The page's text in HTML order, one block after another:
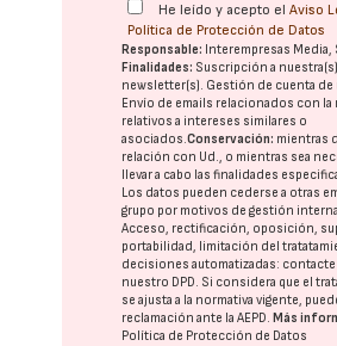
He leído y acepto elAviso
Política de Protección de Datos
Responsable: Interempresas Media,
Finalidades: Suscripción a nuestra(s)
newsletter(s). Gestión de cuenta de
Envío de emails relacionados con la
relativos a intereses similares o
asociados.Conservación: mientras
relación con Ud., o mientras sea
llevar a cabo las finalidades
Los datos pueden cederse a otras
grupo por motivos de gestión
Acceso, rectificación, oposición,
portabilidad, limitación del
decisiones automatizadas:
nuestro DPD. Si considera que el
se ajusta a la normativa vigente,
reclamación ante laAEPD.Más
Política de Protección de Datos